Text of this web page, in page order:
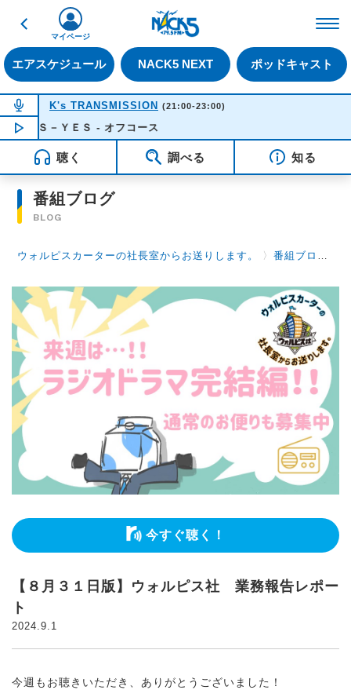
戻る
エアスケジュール NACK5 NEXT ポッドキャスト
マイページ
NOW ON AIR
K's TRANSMISSION (21:00-23:00)
NOW PLAYING22:11
－ＹＥＳ - オフコース
聴く 調べる 知る
番組ブログ
BLOG
ウォルピスカーターの社長室からお送りします。 〉番組ブログ
今すぐ聴く！
【８月３１日版】ウォルピス社 業務報告レポー
ト
2024.9.1
今週もお聴きいただき、ありがとうございました！